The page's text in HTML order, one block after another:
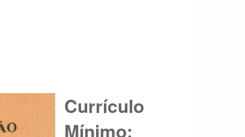
Currículo
Mínimo: